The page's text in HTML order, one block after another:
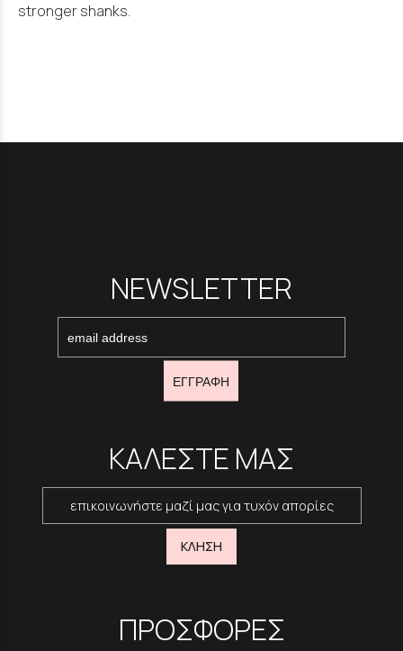
stronger shanks.
NEWSLETTER
ΕΓΓΡΑΦΗ
ΚΑΛΕΣΤΕ ΜΑΣ
επικοινωνήστε μαζί μας για τυχόν απορίες
ΚΛΗΣΗ
ΠΡΟΣΦΟΡΕΣ